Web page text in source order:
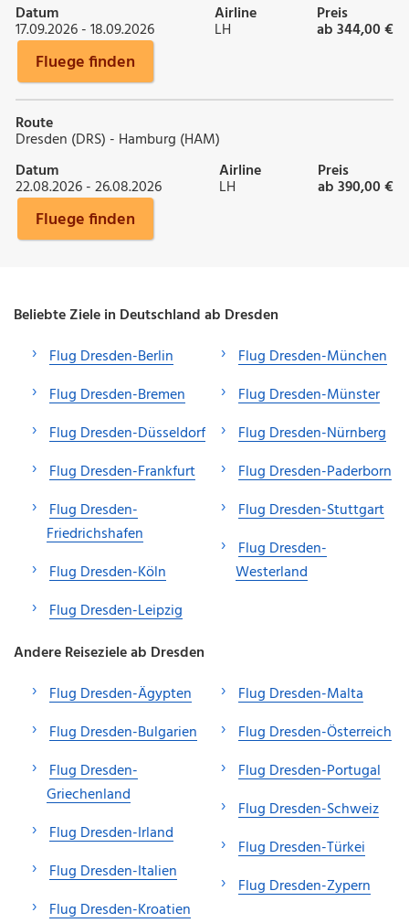
Datum
17.09.2026 - 18.09.2026
Airline
LH
Preis
ab 344,00 €
Fluege finden
Route
Dresden (DRS) - Hamburg (HAM)
Datum
22.08.2026 - 26.08.2026
Airline
LH
Preis
ab 390,00 €
Fluege finden
Beliebte Ziele in Deutschland ab Dresden
Flug Dresden-Berlin
Flug Dresden-Bremen
Flug Dresden-Düsseldorf
Flug Dresden-Frankfurt
Flug Dresden-
Friedrichshafen
Flug Dresden-Köln
Flug Dresden-Leipzig
Flug Dresden-München
Flug Dresden-Münster
Flug Dresden-Nürnberg
Flug Dresden-Paderborn
Flug Dresden-Stuttgart
Flug Dresden-
Westerland
Andere Reiseziele ab Dresden
Flug Dresden-Ägypten
Flug Dresden-Bulgarien
Flug Dresden-
Griechenland
Flug Dresden-Irland
Flug Dresden-Italien
Flug Dresden-Kroatien
Flug Dresden-Malta
Flug Dresden-Österreich
Flug Dresden-Portugal
Flug Dresden-Schweiz
Flug Dresden-Türkei
Flug Dresden-Zypern